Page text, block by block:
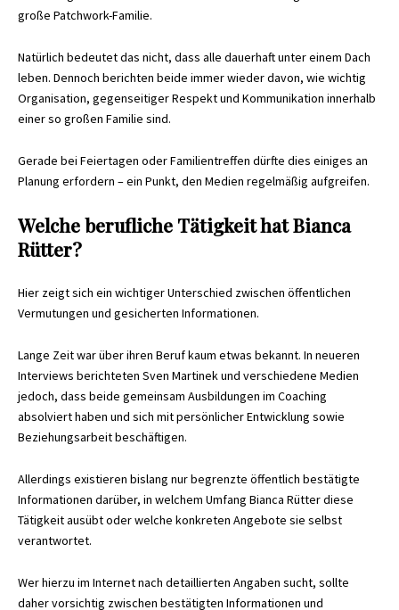
große Patchwork-Familie.
Natürlich bedeutet das nicht, dass alle dauerhaft unter einem Dach
leben. Dennoch berichten beide immer wieder davon, wie wichtig
Organisation, gegenseitiger Respekt und Kommunikation innerhalb
einer so großen Familie sind.
Gerade bei Feiertagen oder Familientreffen dürfte dies einiges an
Planung erfordern – ein Punkt, den Medien regelmäßig aufgreifen.
Welche berufliche Tätigkeit hat Bianca
Rütter?
Hier zeigt sich ein wichtiger Unterschied zwischen öffentlichen
Vermutungen und gesicherten Informationen.
Lange Zeit war über ihren Beruf kaum etwas bekannt. In neueren
Interviews berichteten Sven Martinek und verschiedene Medien
jedoch, dass beide gemeinsam Ausbildungen im Coaching
absolviert haben und sich mit persönlicher Entwicklung sowie
Beziehungsarbeit beschäftigen.
Allerdings existieren bislang nur begrenzte öffentlich bestätigte
Informationen darüber, in welchem Umfang Bianca Rütter diese
Tätigkeit ausübt oder welche konkreten Angebote sie selbst
verantwortet.
Wer hierzu im Internet nach detaillierten Angaben sucht, sollte
daher vorsichtig zwischen bestätigten Informationen und